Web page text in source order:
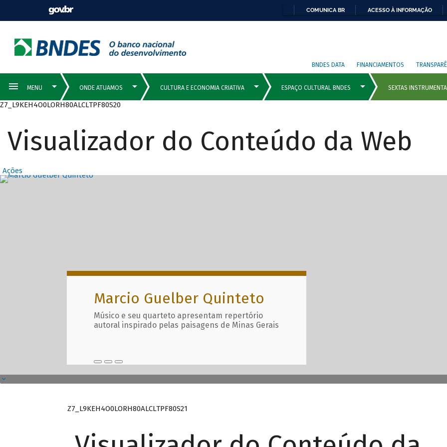
COMUNICA BR ACESSO À INFORMAÇÃO
BNDES DATA FINANCIAMENTOS
Z7_L9KEH4O0LORH80ALCLTPF80S20
Visualizador do Conteúdo da Web
Ações
Destaques Principais com
Marcio Guelber Quinteto
Músico e seu quarteto apresentam repertório
autoral inspirado pelas paisagens de Minas Gerais
Z7_L9KEH4O0LORH80ALCLTPF80S21